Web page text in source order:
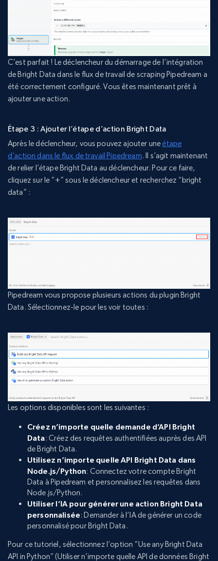
C’est parfait ! Le déclencheur du démarrage de l’intégration
de Bright Data dans le flux de travail de scraping Pipedream a
été correctement configuré. Vous êtes maintenant prêt à
ajouter une action.
Étape 3 : Ajouter l’étape d’action Bright Data
Après le déclencheur, vous pouvez ajouter uneétape
d’action dans le flux de travail Pipedream. Il s’agit maintenant
de relier l’étape Bright Data au déclencheur. Pour ce faire,
cliquez sur le “+” sous le déclencheur et recherchez “bright
data” :
Pipedream vous propose plusieurs actions du plugin Bright
Data. Sélectionnez-le pour les voir toutes :
Les options disponibles sont les suivantes :
Créez n’importe quelle demande d’API Bright
Data: Créez des requêtes authentifiées auprès des API
de Bright Data.
Utilisez n’importe quelle API Bright Data dans
Node.js/Python: Connectez votre compte Bright
Data à Pipedream et personnalisez les requêtes dans
Node.js/Python.
Utiliser l’IA pour générer une action Bright Data
personnalisée: Demander à l’IA de générer un code
personnalisé pour Bright Data.
Pour ce tutoriel, sélectionnez l’option “Use any Bright Data
API in Python” (Utiliser n’importe quelle API de données Bright